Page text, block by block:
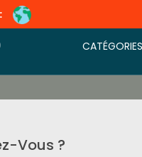
Vous ?